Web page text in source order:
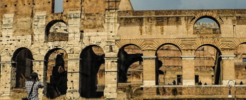
Империя. Принципат
(27 г до н.э. — 284 г
н.э.)
Империя. Доминат
(284-476 гг)
Темные Века. Готы
Темные Века.
Экзархат
Дохристианские
храмы
Христианские храмы,
базилики etc.
Дворцы
Арки, колонны и
обелиски
Фонтаны